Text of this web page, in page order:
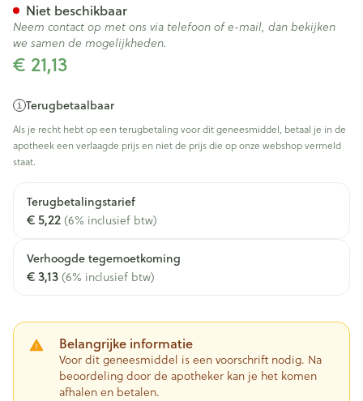
€ 21,13
Terugbetaalbaar
Als je recht hebt op een terugbetaling voor dit geneesmiddel, betaal je in de
apotheek een verlaagde prijs en niet de prijs die op onze webshop vermeld
staat.
Terugbetalingstarief
€ 5,22(6% inclusief btw)
Verhoogde tegemoetkoming
€ 3,13(6% inclusief btw)
Belangrijke informatie
Voor dit geneesmiddel is een voorschrift nodig. Na
beoordeling door de apotheker kan je het komen
afhalen en betalen.
Niet beschikbaar
Neem contact op met ons via telefoon of e-mail, dan bekijken
we samen de mogelijkheden.